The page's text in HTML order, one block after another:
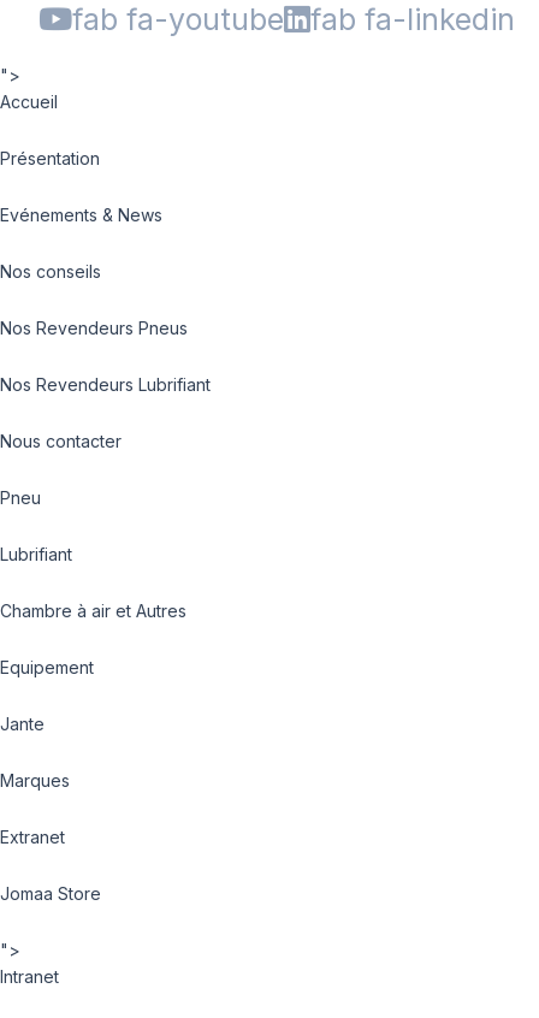
fab fa-youtube
fab fa-linkedin
">
Accueil
Présentation
Evénements & News
Nos conseils
Nos Revendeurs Pneus
Nos Revendeurs Lubrifiant
Nous contacter
Pneu
Lubrifiant
Chambre à air et Autres
Equipement
Jante
Marques
Extranet
Jomaa Store
">
Intranet